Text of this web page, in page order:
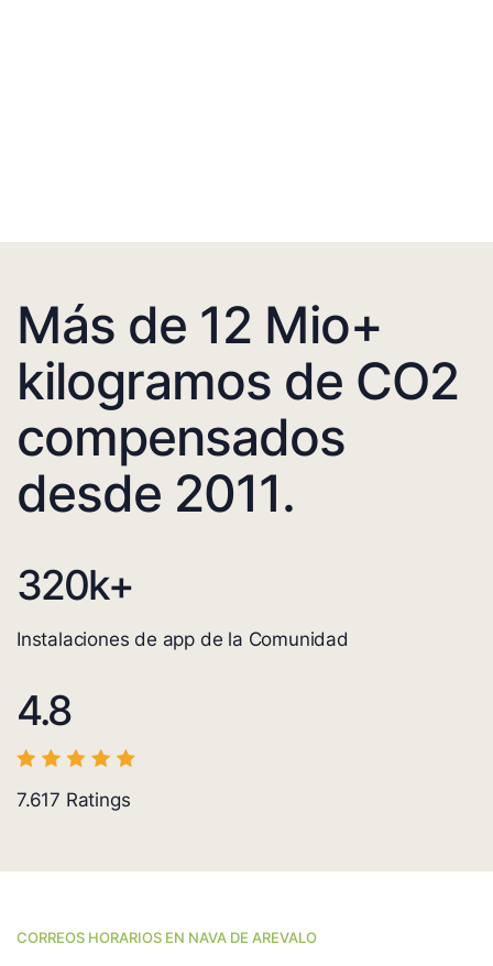
Más de 12 Mio+
kilogramos de CO2
compensados
desde 2011.
320k+
Instalaciones de app de la Comunidad
4.8
7.617 Ratings
CORREOS HORARIOS EN NAVA DE AREVALO